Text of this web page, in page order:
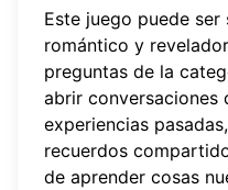
Este juego puede
romántico y
preguntas de la
abrir conversaciones
experiencias
recuerdos
de aprender cosas